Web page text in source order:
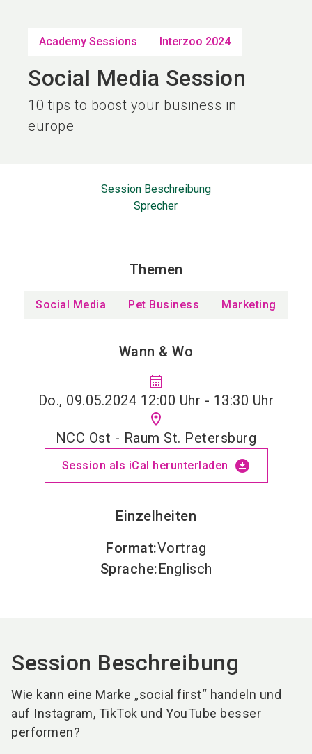
Academy Sessions Interzoo 2024
Social Media Session
10 tips to boost your business in
europe
Session Beschreibung
Sprecher
Themen
Social Media Pet Business Marketing
Wann & Wo
calendar_month
Do., 09.05.2024 12:00 Uhr - 13:30 Uhr
location_on
NCC Ost - Raum St. Petersburg
Session als iCal herunterladen download_for_offline
Einzelheiten
Format:Vortrag
Sprache:Englisch
Session Beschreibung
Wie kann eine Marke „social first“ handeln und
auf Instagram, TikTok und YouTube besser
performen?